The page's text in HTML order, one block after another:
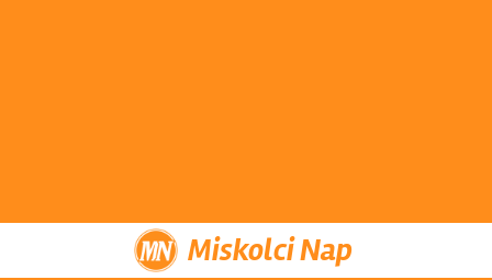
Miskolci Nap